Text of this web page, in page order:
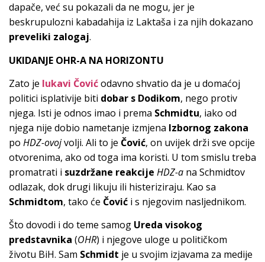
dapače, već su pokazali da ne mogu, jer je
beskrupulozni kabadahija iz Laktaša i za njih dokazano
preveliki zalogaj.
UKIDANJE OHR-A NA HORIZONTU
Zato je lukavi Čovićodavno shvatio da je u domaćoj
politici isplativije biti dobar s Dodikom, nego protiv
njega. Isti je odnos imao i prema Schmidtu, iako od
njega nije dobio nametanje izmjena Izbornog zakona
po HDZ-ovojvolji. Ali to je Čović, on uvijek drži sve opcije
otvorenima, ako od toga ima koristi. U tom smislu treba
promatrati i suzdržane reakcije HDZ-a na Schmidtov
odlazak, dok drugi likuju ili histeriziraju. Kao sa
Schmidtom, tako će Čović i s njegovim nasljednikom.
Što dovodi i do teme samog Ureda visokog
predstavnika (OHR) i njegove uloge u političkom
životu BiH. Sam Schmidt je u svojim izjavama za medije